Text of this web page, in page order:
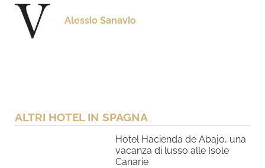
Alessio Sanavio
ALTRI HOTEL IN SPAGNA
Hotel Hacienda de Abajo, una
vacanza di lusso alle Isole
Canarie